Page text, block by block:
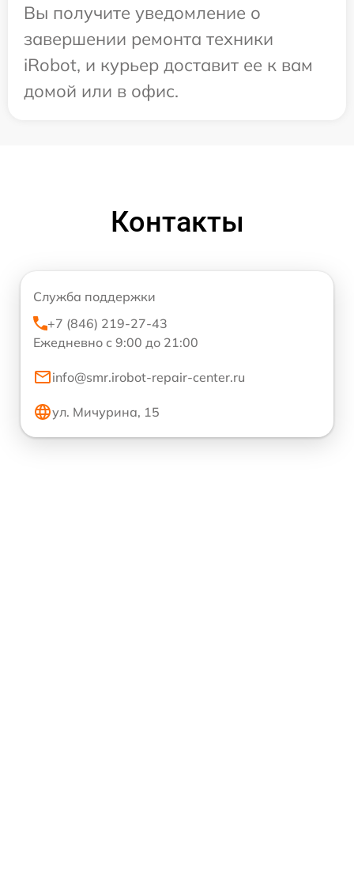
Вы получите уведомление о
завершении ремонта техники
iRobot, и курьер доставит ее к вам
домой или в офис.
Контакты
Служба поддержки
+7 (846) 219-27-43
Ежедневно с 9:00 до 21:00
info@smr.irobot-repair-center.ru
ул. Мичурина, 15